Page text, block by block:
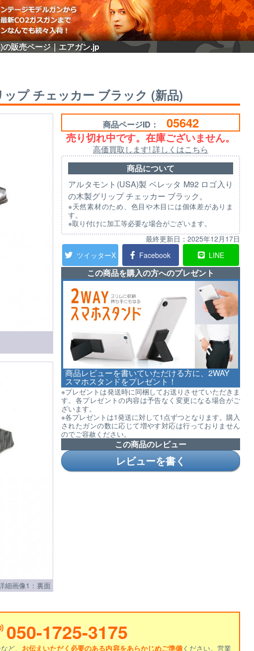
販売ページ｜エアガン.jp
プ チェッカー ブラック (新品)
商品ページID： 05642
売り切れ中です。在庫ございません。
高価買取します! 詳しくはこちら
商品について
アルタモント(USA)製 ベレッタ M92 ロゴ入り
の木製グリップ チェッカー ブラック。
※天然素材のため、色目や木目には個体差がありま
す。
※取り付けに加工等必要な場合がございます。
最終更新日： 2025年12月17日
ツイッターX
Facebook LINE
この商品を購入の方へのプレゼント
商品レビューを書いていただける方に、2WAY
スマホスタンドをプレゼント！
※プレゼントは発送時に同梱してお送りさせていただきま
す。各プレゼントの内容は予告なく変更になる場合がご
ざいます。
※各プレゼントは1発送に対して1点ずつとなります。購入
されたガンの数に応じて増やす対応は行っておりません
のでご容赦ください。
この商品のレビュー
レビューを書く
細画像1：裏面
050-1725-3175
ど、 お伝えいただく必要のある内容をあらかじめご準備ください。営業